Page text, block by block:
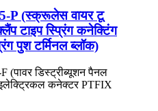
P (स्क्रूलेस वायर टू
टाइप स्प्रिंग कनेक्टिंग
पुश टर्मिनल ब्लॉक)